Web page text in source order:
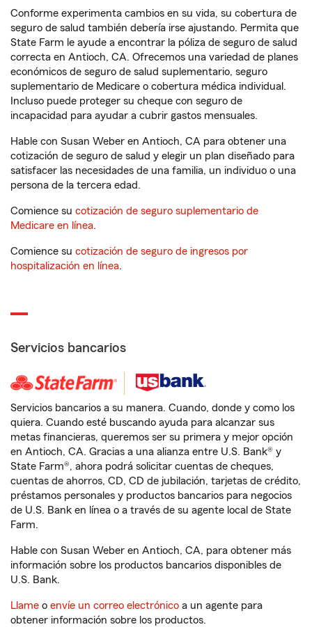
Conforme experimenta cambios en su vida, su cobertura de
seguro de salud también debería irse ajustando. Permita que
State Farm le ayude a encontrar la póliza de seguro de salud
correcta en Antioch, CA. Ofrecemos una variedad de planes
económicos de seguro de salud suplementario, seguro
suplementario de Medicare o cobertura médica individual.
Incluso puede proteger su cheque con seguro de
incapacidad para ayudar a cubrir gastos mensuales.
Hable con Susan Weber en Antioch, CA para obtener una
cotización de seguro de salud y elegir un plan diseñado para
satisfacer las necesidades de una familia, un individuo o una
persona de la tercera edad.
Comience su cotización de seguro suplementario de
Medicare en línea.
Comience su cotización de seguro de ingresos por
hospitalización en línea.
Servicios bancarios
Servicios bancarios a su manera. Cuando, donde y como los
quiera. Cuando esté buscando ayuda para alcanzar sus
metas financieras, queremos ser su primera y mejor opción
en Antioch, CA. Gracias a una alianza entre U.S. Bank® y
State Farm®, ahora podrá solicitar cuentas de cheques,
cuentas de ahorros, CD, CD de jubilación, tarjetas de crédito,
préstamos personales y productos bancarios para negocios
de U.S. Bank en línea o a través de su agente local de State
Farm.
Hable con Susan Weber en Antioch, CA, para obtener más
información sobre los productos bancarios disponibles de
U.S. Bank.
Llame o envíe un correo electrónico a un agente para
obtener información sobre los productos.